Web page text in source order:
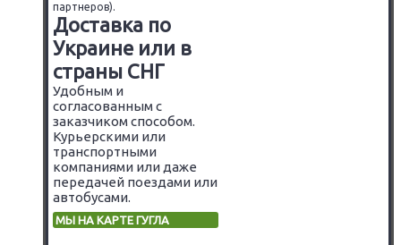
партнеров).
Доставка по
Украине или в
страны СНГ
Удобным и
согласованным с
заказчиком способом.
Курьерскими или
транспортными
компаниями или даже
передачей поездами или
автобусами.
МЫ НА КАРТЕ ГУГЛА